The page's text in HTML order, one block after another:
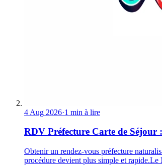
4 Aug 2026·1 min à lire
RDV Préfecture Carte de Séjour
Obtenir un rendez-vous préfecture
procédure devient plus simple et rapide.Le